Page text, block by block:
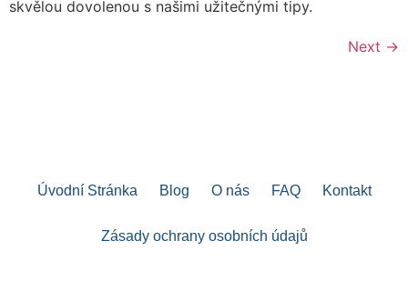
skvělou dovolenou s našimi užitečnými tipy.
Next →
Úvodní Stránka Blog O nás FAQ Kontakt
Zásady ochrany osobních údajů